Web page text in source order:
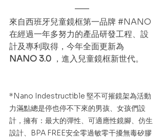
來自西班牙兒童鏡框第一品牌 #NANO
在經過一年多努力的產品研發工程、設
計及專利取得，今年全面更新為
NANO 3.0 ，進入兒童鏡框新世代。
*Nano Indestructible 堅不可摧鏡架為活動
力滿點總是停也停不下來的男孩、女孩們設
計，擁有：最大的彈性、可適應性鏡腳、仿生
設計、BPA FREE安全零過敏零干擾無毒矽膠